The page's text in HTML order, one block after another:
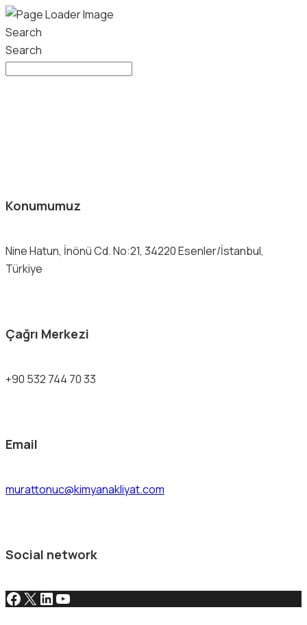
Search
Search
Konumumuz
Nine Hatun, İnönü Cd. No:21, 34220 Esenler/İstanbul,
Türkiye
Çağrı Merkezi
+90 532 744 70 33
Email
murattonuc@kimyanakliyat.com
Social network
Facebook
X LinkedIn
YouTube